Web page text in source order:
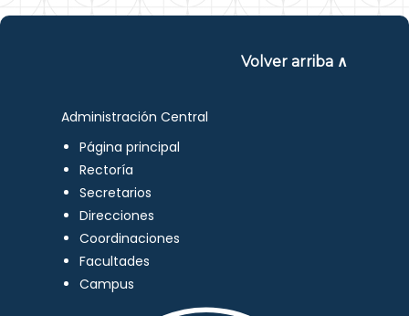
Volver arriba ∧
Administración Central
Página principal
Rectoría
Secretarios
Direcciones
Coordinaciones
Facultades
Campus